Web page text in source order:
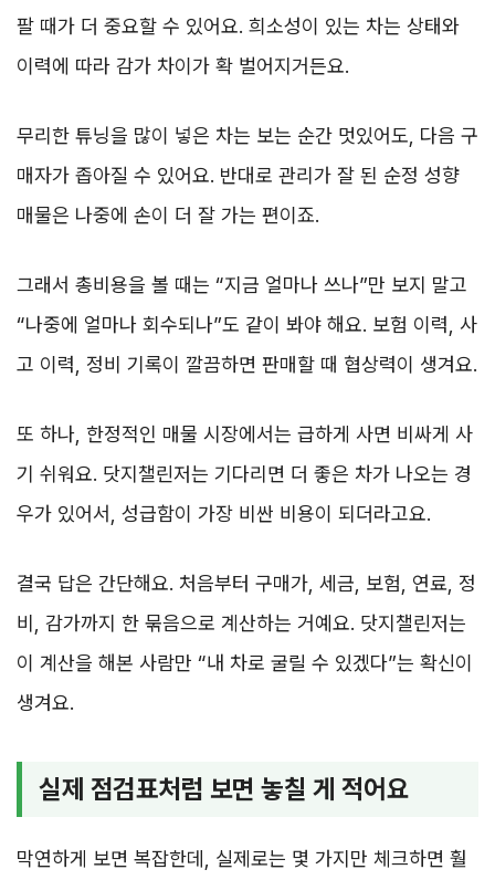
팔 때가 더 중요할 수 있어요. 희소성이 있는 차는 상태와
이력에 따라 감가 차이가 확 벌어지거든요.
무리한 튜닝을 많이 넣은 차는 보는 순간 멋있어도, 다음 구
매자가 좁아질 수 있어요. 반대로 관리가 잘 된 순정 성향
매물은 나중에 손이 더 잘 가는 편이죠.
그래서 총비용을 볼 때는 “지금 얼마나 쓰나”만 보지 말고
“나중에 얼마나 회수되나”도 같이 봐야 해요. 보험 이력, 사
고 이력, 정비 기록이 깔끔하면 판매할 때 협상력이 생겨요.
또 하나, 한정적인 매물 시장에서는 급하게 사면 비싸게 사
기 쉬워요. 닷지챌린저는 기다리면 더 좋은 차가 나오는 경
우가 있어서, 성급함이 가장 비싼 비용이 되더라고요.
결국 답은 간단해요. 처음부터 구매가, 세금, 보험, 연료, 정
비, 감가까지 한 묶음으로 계산하는 거예요. 닷지챌린저는
이 계산을 해본 사람만 “내 차로 굴릴 수 있겠다”는 확신이
생겨요.
실제 점검표처럼 보면 놓칠 게 적어요
막연하게 보면 복잡한데, 실제로는 몇 가지만 체크하면 훨